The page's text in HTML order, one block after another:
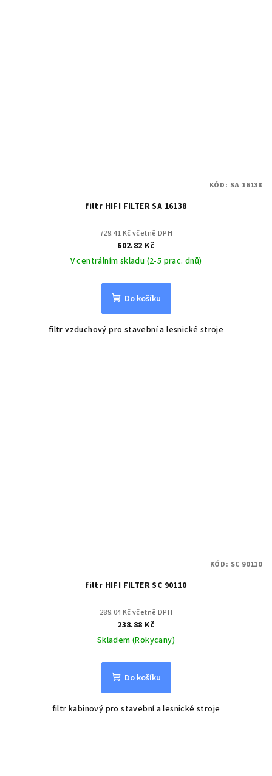
filtr HIFI FILTER SA 16138
729.41 Kč včetně DPH
602.82 Kč
V centrálním skladu (2-5 prac. dnů)
Do košíku
filtr vzduchový pro stavební a lesnické stroje
KÓD: SA 16138
filtr HIFI FILTER SC 90110
289.04 Kč včetně DPH
238.88 Kč
Skladem (Rokycany)
Do košíku
filtr kabinový pro stavební a lesnické stroje
KÓD: SC 90110